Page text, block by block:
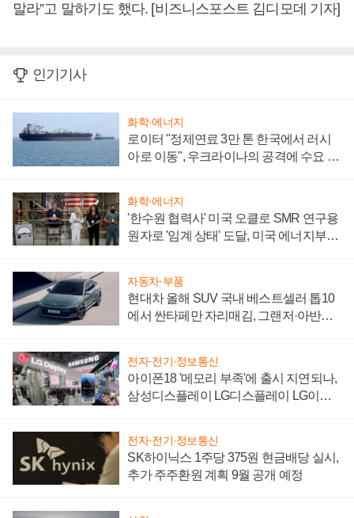
말라”고 말하기도 했다. [비즈니스포스트 김디모데 기자]
인기기사
화학·에너지
로이터 "정제연료 3만 톤 한국에서 러시
아로 이동", 우크라이나의 공격에 수요 늘
화학·에너지
'한수원 협력사' 미국 오클로 SMR 연구용
원자로 '임계 상태' 도달, 미국 에너지부
자동차·부품
현대차 올해 SUV 국내 베스트셀러 톱10
에서 싼타페만 자리매김, 그랜저·아반떼
전자·전기·정보통신
아이폰18 '메모리 부족'에 출시 지연되나,
삼성디스플레이 LG디스플레이 LG이노
전자·전기·정보통신
SK하이닉스 1주당 375원 현금배당 실시,
추가 주주환원 계획 9월 공개 예정